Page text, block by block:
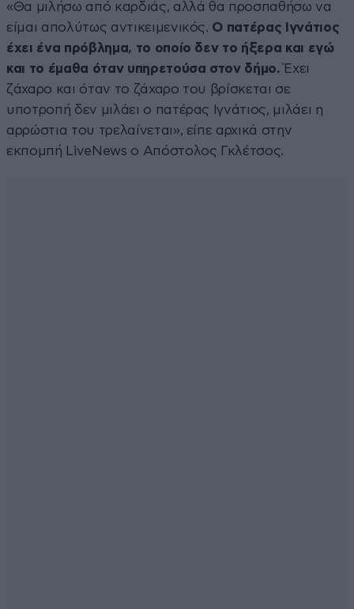
«Θα μιλήσω από καρδιάς, αλλά θα προσπαθήσω να
είμαι απολύτως αντικειμενικός. Ο πατέρας Ιγνάτιος
έχει ένα πρόβλημα, το οποίο δεν το ήξερα και εγώ
και το έμαθα όταν υπηρετούσα στον δήμο.Έχει
ζάχαρο και όταν το ζάχαρο του βρίσκεται σε
υποτροπή δεν μιλάει ο πατέρας Ιγνάτιος, μιλάει η
αρρώστια του τρελαίνεται», είπε αρχικά στην
εκπομπή LiveNews ο Απόστολος Γκλέτσος.